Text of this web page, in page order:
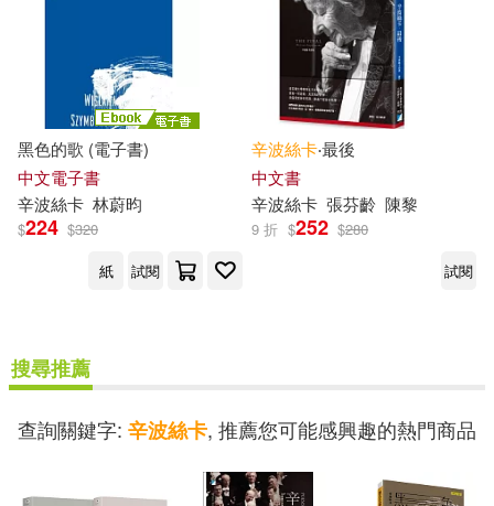
黑色的歌 (電子書)
中文電子書
辛波絲卡 林蔚昀
$224 $320
紙
試閱
辛波絲卡‧最後
中文書
辛波絲卡 張芬齡 陳黎
9 折 $252 $280
試閱
搜尋推薦
查詢關鍵字: 辛波絲卡, 推薦您可能感興趣的熱門商品